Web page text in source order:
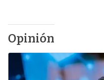
Opinión